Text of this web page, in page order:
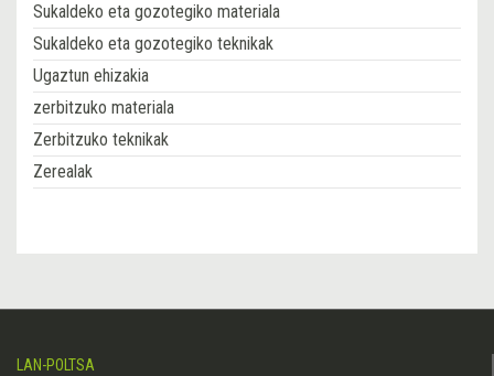
Sukaldeko eta gozotegiko materiala
Sukaldeko eta gozotegiko teknikak
Ugaztun ehizakia
zerbitzuko materiala
Zerbitzuko teknikak
Zerealak
LAN-POLTSA